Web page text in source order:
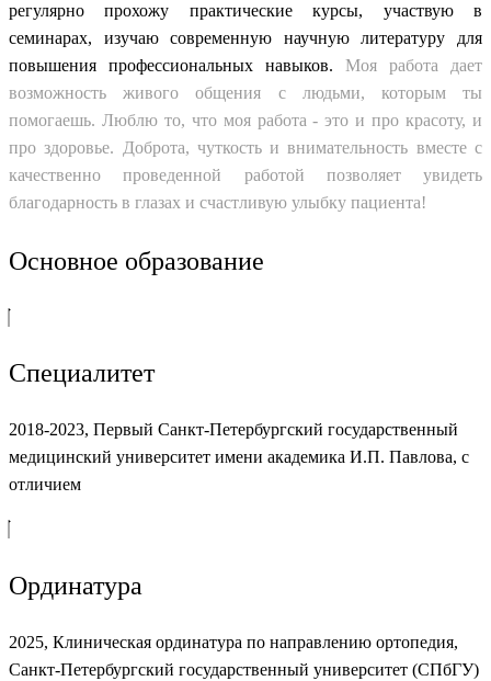
регулярно прохожу практические курсы, участвую в
семинарах, изучаю современную научную литературу для
повышения профессиональных навыков. Моя работа дает
возможность живого общения с людьми, которым ты
помогаешь. Люблю то, что моя работа - это и про красоту, и
про здоровье.
Доброта, чуткость и внимательность вместе с
качественно проведенной работой позволяет увидеть
благодарность в глазах и счастливую улыбку пациента!
Основное образование
Специалитет
2018-2023, Первый Санкт-Петербургский государственный
медицинский университет имени академика И.П. Павлова, с
отличием
Ординатура
2025, Клиническая ординатура по направлению ортопедия,
Санкт-Петербургский государственный университет (СПбГУ)